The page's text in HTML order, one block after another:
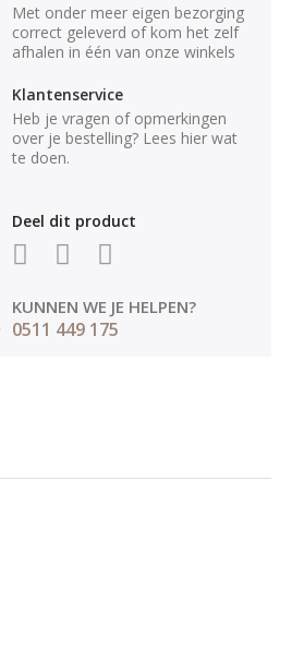
Met onder meer eigen bezorging
correct geleverd of kom het zelf
afhalen in één van onze winkels
Klantenservice
Heb je vragen of opmerkingen
over je bestelling? Lees hier wat
te doen.
Deel dit product
KUNNEN WE JE HELPEN?
0511 449 175